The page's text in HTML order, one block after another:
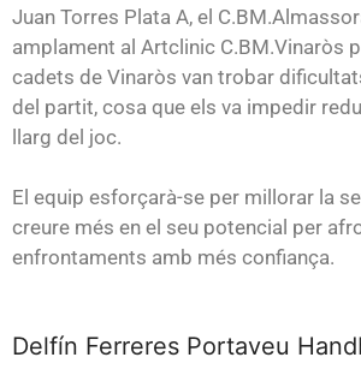
Juan Torres Plata A, el
amplament al Artclinic C.BM.Vinaròs
cadets de Vinaròs van trobar
del partit, cosa que els va impedir
llarg del joc.
El equip esforçarà-se per millorar la
creure més en el seu potencial per
enfrontaments amb més confiança.
Delfín Ferreres Portaveu